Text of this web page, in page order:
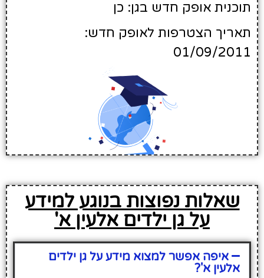
תוכנית אופק חדש בגן: כן
תאריך הצטרפות לאופק חדש:
01/09/2011
שאלות נפוצות בנוגע למידע
על גן ילדים אלעין א'
איפה אפשר למצוא מידע על גן ילדים
אלעין א'?